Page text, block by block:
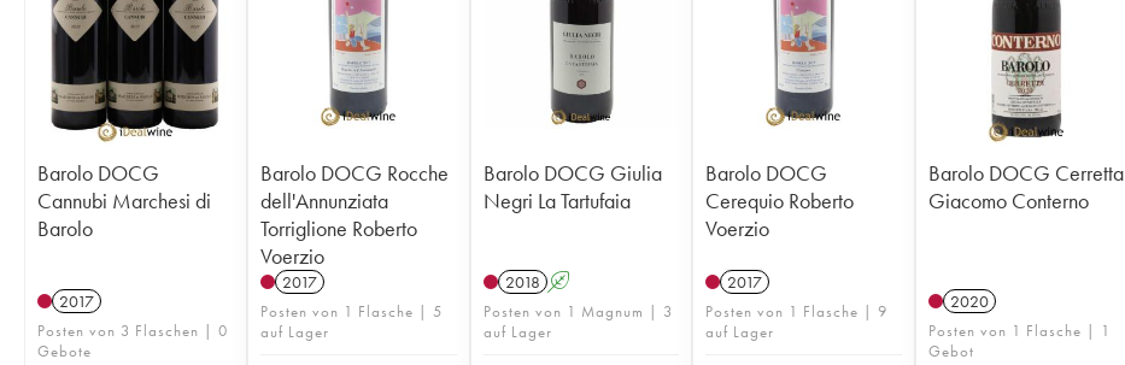
Barolo DOCG
Cannubi Marchesi di
Barolo
2017
Posten von 3 Flaschen | 0
Gebote
Barolo DOCG Rocche
dell'Annunziata
Torriglione Roberto
Voerzio
2017
Posten von 1 Flasche | 5
auf Lager
Barolo DOCG Giulia
Negri La Tartufaia
2018 A
Posten von 1 Magnum | 3
auf Lager
Barolo DOCG
Cerequio Roberto
Voerzio
2017
Posten von 1 Flasche | 9
auf Lager
Barolo DOCG Cerretta
Giacomo Conterno
2020
Posten von 1 Flasche | 1
Gebot